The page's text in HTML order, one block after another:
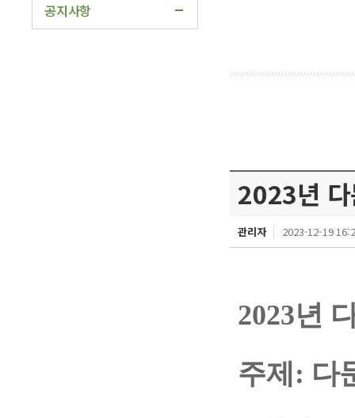
공지사항
2023년 다
관리자 2023-12-19
2023년
주제 : 다